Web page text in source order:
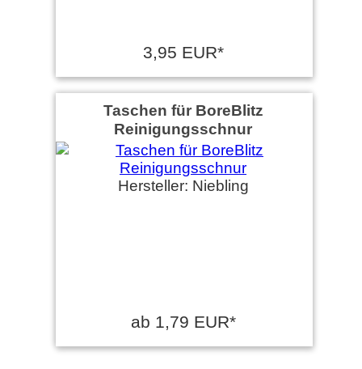
3,95 EUR*
Taschen für BoreBlitz
Reinigungsschnur
Hersteller: Niebling
ab 1,79 EUR*